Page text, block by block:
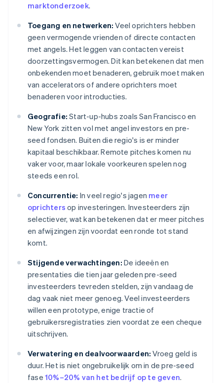
marktonderzoek.
Toegang en netwerken: Veel oprichters hebben
geen vermogende vrienden of directe contacten
met angels. Het leggen van contacten vereist
doorzettingsvermogen. Dit kan betekenen dat men
onbekenden moet benaderen, gebruik moet maken
van accelerators of andere oprichters moet
benaderen voor introducties.
Geografie: Start-up-hubs zoals San Francisco en
New York zitten vol met angel investors en pre-
seed fondsen. Buiten die regio's is er minder
kapitaal beschikbaar. Remote pitches komen nu
vaker voor, maar lokale voorkeuren spelen nog
steeds een rol.
Concurrentie: In veel regio's jagen meer
oprichters op investeringen. Investeerders zijn
selectiever, wat kan betekenen dat er meer pitches
en afwijzingen zijn voordat een ronde tot stand
komt.
Stijgende verwachtingen: De ideeën en
presentaties die tien jaar geleden pre-seed
investeerders tevreden stelden, zijn vandaag de
dag vaak niet meer genoeg. Veel investeerders
willen een prototype, enige tractie of
gebruikersregistraties zien voordat ze een cheque
uitschrijven.
Verwatering en dealvoorwaarden: Vroeg geld is
duur. Het is niet ongebruikelijk om in de pre-seed
fase 10%–20% van het bedrijf op te geven.